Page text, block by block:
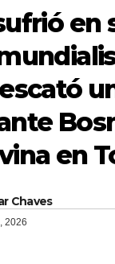
en
en
Chaves
2026